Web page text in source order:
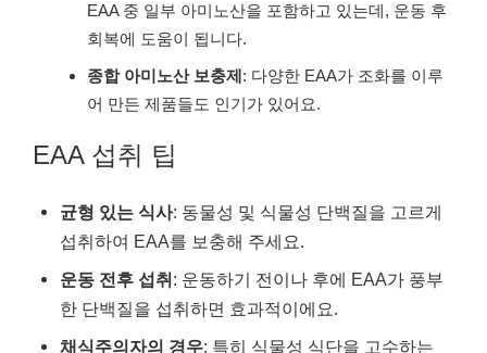
EAA 중 일부 아미노산을 포함하고 있는데, 운동 후
회복에 도움이 됩니다.
종합 아미노산 보충제: 다양한 EAA가 조화를 이루
어 만든 제품들도 인기가 있어요.
EAA 섭취 팁
균형 있는 식사: 동물성 및 식물성 단백질을 고르게
섭취하여 EAA를 보충해 주세요.
운동 전후 섭취: 운동하기 전이나 후에 EAA가 풍부
한 단백질을 섭취하면 효과적이에요.
채식주의자의 경우: 특히 식물성 식단을 고수하는